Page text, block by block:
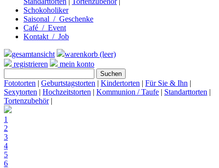
Schokoholiker
Saisonal / Geschenke
Café / Event
Kontakt / Job
gesamtansicht
warenkorb (leer)
registrieren
mein konto
Fototorten | Geburtstagstorten | Kindertorten | Für Sie & Ihn |
Sexytorten | Hochzeitstorten | Kommunion / Taufe | Standarttorten |
Tortenzubehör|
1
2
3
4
5
6